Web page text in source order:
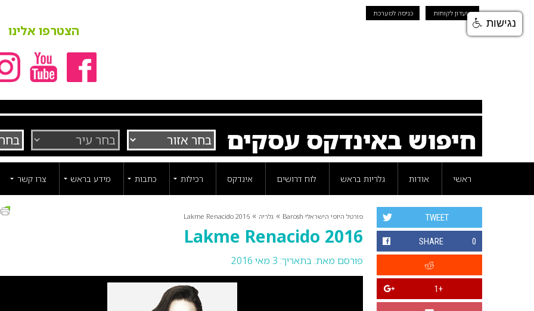
מועדון לקוחות כניסה למערכת
הצטרפו אלינו
חיפוש באינדקס עסקים
ראשי אודות גלריות בראש לוח דרושים אינדקס רכילות כתבות מידע בראש צרו קשר
פורטל היופי הישראלי Barosh » גלריה »
Lakme Renacido 2016
Lakme Renacido 2016
פורסם מאת: בתאריך: 3 מאי 2016
TWEET
SHARE 0
+1
נגישות